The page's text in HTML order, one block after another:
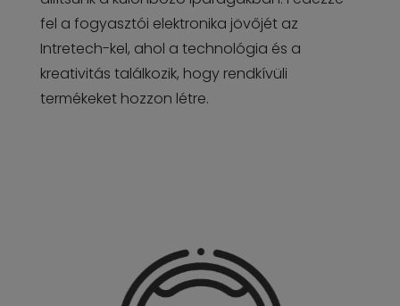
fel a fogyasztói elektronika jövőjét az
Intretech-kel, ahol a technológia és a
kreativitás találkozik, hogy rendkívüli
termékeket hozzon létre.